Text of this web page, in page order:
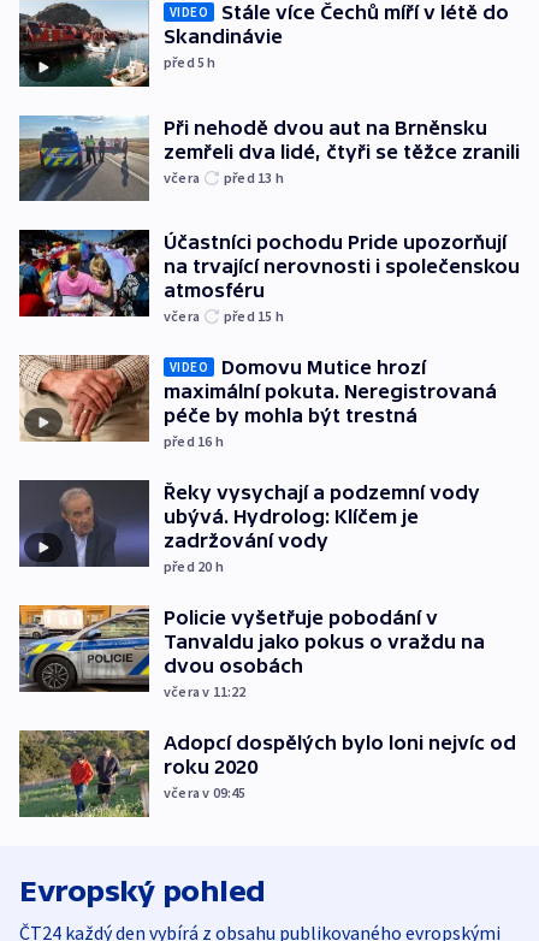
VIDEO
Stále více Čechů míří v létě do
Skandinávie
před 5h
Při nehodě dvou aut na Brněnsku
zemřeli dva lidé, čtyři se těžce zranili
včera před 13 h
Účastníci pochodu Pride upozorňují
na trvající nerovnosti i společenskou
atmosféru
včera před 15 h
VIDEO
Domovu Mutice hrozí
maximální pokuta. Neregistrovaná
péče by mohla být trestná
před 16 h
Řeky vysychají a podzemní vody
ubývá. Hydrolog: Klíčem je
zadržování vody
před 20 h
Policie vyšetřuje pobodání v
Tanvaldu jako pokus o vraždu na
dvou osobách
včera v 11:22
Adopcí dospělých bylo loni nejvíc od
roku 2020
včera v 09:45
Evropský pohled
ČT24 každý den vybírá z obsahu publikovaného evropskými